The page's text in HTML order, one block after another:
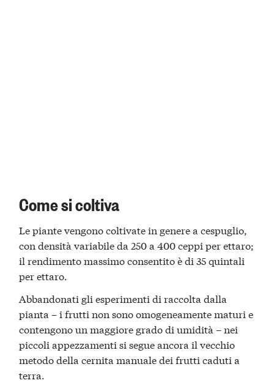
Come si coltiva
Le piante vengono coltivate in genere a cespuglio,
con densità variabile da 250 a 400 ceppi per ettaro;
il rendimento massimo consentito è di 35 quintali
per ettaro.
Abbandonati gli esperimenti di raccolta dalla
pianta – i frutti non sono omogeneamente maturi e
contengono un maggiore grado di umidità – nei
piccoli appezzamenti si segue ancora il vecchio
metodo della cernita manuale dei frutti caduti a
terra.